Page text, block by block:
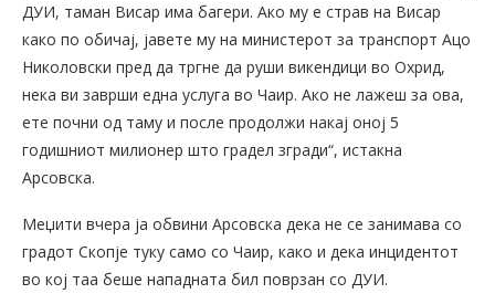
ДУИ, таман Висар има багери. Ако му е страв на Висар
како по обичај, јавете му на министерот за транспорт Ацо
Николовски пред да тргне да руши викендици во Охрид,
нека ви заврши една услуга во Чаир. Ако не лажеш за ова,
ете почни од таму и после продолжи накај оној 5
годишниот милионер што градел згради“, истакна
Арсовска.
Меџити вчера ја обвини Арсовска дека не се занимава со
градот Скопје туку само со Чаир, како и дека инцидентот
во кој таа беше нападната бил поврзан со ДУИ.